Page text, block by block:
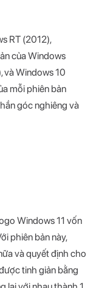
RT (2012),
của Windows
và Windows 10
mỗi phiên bản
góc nghiêng và
Windows 11 vốn
phiên bản này,
và quyết định cho
tinh giản bằng